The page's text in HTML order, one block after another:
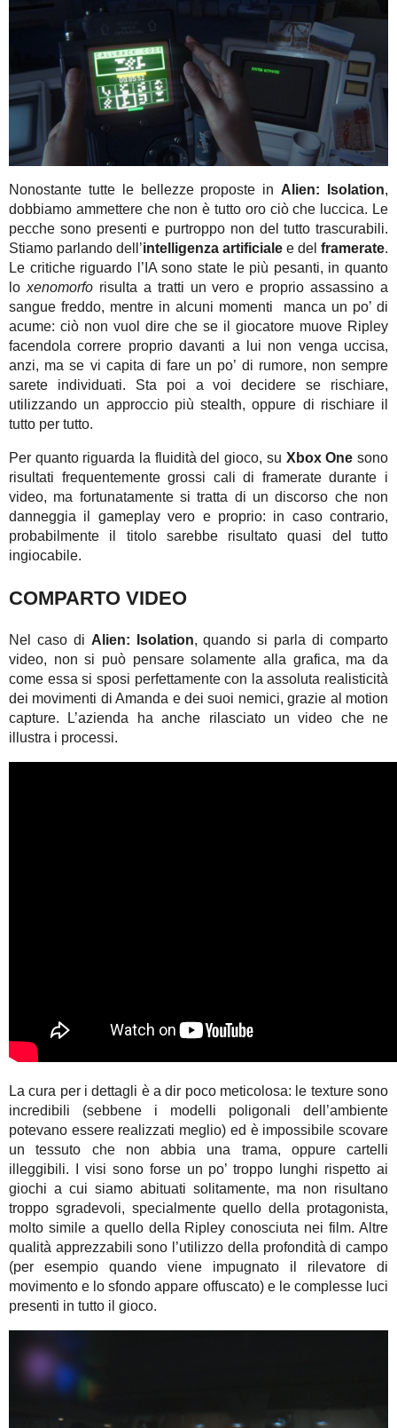
Nonostante tutte le bellezze proposte in Alien: Isolation,
dobbiamo ammettere che non è tutto oro ciò che luccica. Le
pecche sono presenti e purtroppo non del tutto trascurabili.
Stiamo parlando dell’intelligenza artificiale e del framerate.
Le critiche riguardo l’IA sono state le più pesanti, in quanto
lo xenomorforisulta a tratti un vero e proprio assassino a
sangue freddo, mentre in alcuni momenti manca un po’ di
acume: ciò non vuol dire che se il giocatore muove Ripley
facendola correre proprio davanti a lui non venga uccisa,
anzi, ma se vi capita di fare un po’ di rumore, non sempre
sarete individuati. Sta poi a voi decidere se rischiare,
utilizzando un approccio più stealth, oppure di rischiare il
tutto per tutto.
Per quanto riguarda la fluidità del gioco, su Xbox One sono
risultati frequentemente grossi cali di framerate durante i
video, ma fortunatamente si tratta di un discorso che non
danneggia il gameplay vero e proprio: in caso contrario,
probabilmente il titolo sarebbe risultato quasi del tutto
ingiocabile.
COMPARTO VIDEO
Nel caso di Alien: Isolation, quando si parla di comparto
video, non si può pensare solamente alla grafica, ma da
come essa si sposi perfettamente con la assoluta realisticità
dei movimenti di Amanda e dei suoi nemici, grazie al motion
capture. L’azienda ha anche rilasciato un video che ne
illustra i processi.
La cura per i dettagli è a dir poco meticolosa: le texture sono
incredibili (sebbene i modelli poligonali dell’ambiente
potevano essere realizzati meglio) ed è impossibile scovare
un tessuto che non abbia una trama, oppure cartelli
illeggibili. I visi sono forse un po’ troppo lunghi rispetto ai
giochi a cui siamo abituati solitamente, ma non risultano
troppo sgradevoli, specialmente quello della protagonista,
molto simile a quello della Ripley conosciuta nei film. Altre
qualità apprezzabili sono l’utilizzo della profondità di campo
(per esempio quando viene impugnato il rilevatore di
movimento e lo sfondo appare offuscato) e le complesse luci
presenti in tutto il gioco.